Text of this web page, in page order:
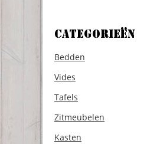
Categorieën
Bedden
Vides
Tafels
Zitmeubelen
Kasten